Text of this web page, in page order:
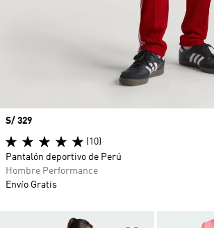
Precio
S/ 329
(10)
Pantalón deportivo de Perú
Hombre Performance
Envío Gratis